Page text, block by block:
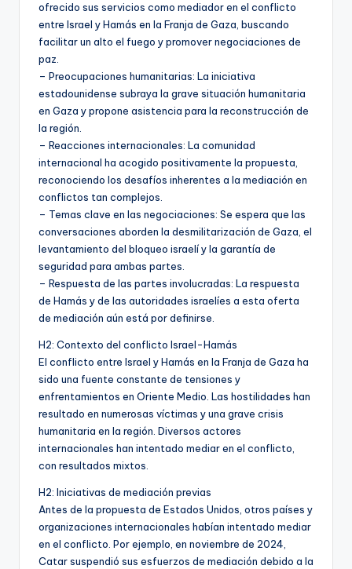
ofrecido sus servicios como mediador en el conflicto
entre Israel y Hamás en la Franja de Gaza, buscando
facilitar un alto el fuego y promover negociaciones de
paz.
– Preocupaciones humanitarias: La iniciativa
estadounidense subraya la grave situación humanitaria
en Gaza y propone asistencia para la reconstrucción de
la región.
– Reacciones internacionales: La comunidad
internacional ha acogido positivamente la propuesta,
reconociendo los desafíos inherentes a la mediación en
conflictos tan complejos.
– Temas clave en las negociaciones: Se espera que las
conversaciones aborden la desmilitarización de Gaza, el
levantamiento del bloqueo israelí y la garantía de
seguridad para ambas partes.
– Respuesta de las partes involucradas: La respuesta
de Hamás y de las autoridades israelíes a esta oferta
de mediación aún está por definirse.
H2: Contexto del conflicto Israel-Hamás
El conflicto entre Israel y Hamás en la Franja de Gaza ha
sido una fuente constante de tensiones y
enfrentamientos en Oriente Medio. Las hostilidades han
resultado en numerosas víctimas y una grave crisis
humanitaria en la región. Diversos actores
internacionales han intentado mediar en el conflicto,
con resultados mixtos.
H2: Iniciativas de mediación previas
Antes de la propuesta de Estados Unidos, otros países y
organizaciones internacionales habían intentado mediar
en el conflicto. Por ejemplo, en noviembre de 2024,
Catar suspendió sus esfuerzos de mediación debido a la